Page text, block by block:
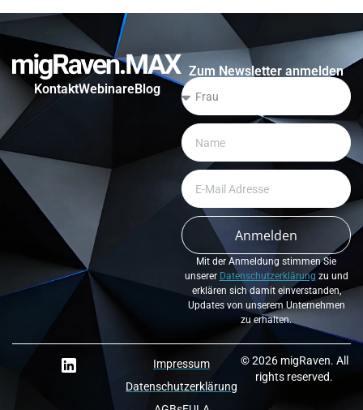
KontaktWebinareBlog
Zum Newsletter anmelden
Anmelden
Mit der Anmeldung stimmen Sie
unserer Datenschutzerklärung zu und
erklären sich damit einverstanden,
Updates von unserem Unternehmen
zu erhalten.
© 2026 migRaven. All
rights reserved.
Impressum
Datenschutzerklärung